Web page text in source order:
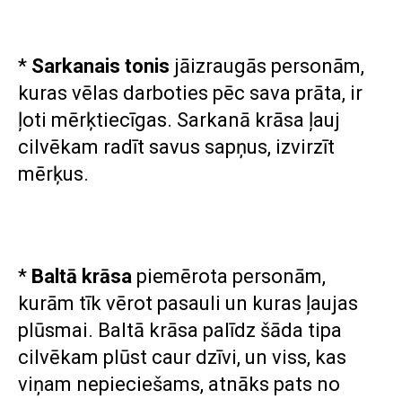
* Sarkanais tonis jāizraugās personām,
kuras vēlas darboties pēc sava prāta, ir
ļoti mērķtiecīgas. Sarkanā krāsa ļauj
cilvēkam radīt savus sapņus, izvirzīt
mērķus.
* Baltā krāsa piemērota personām,
kurām tīk vērot pasauli un kuras ļaujas
plūsmai. Baltā krāsa palīdz šāda tipa
cilvēkam plūst caur dzīvi, un viss, kas
viņam nepieciešams, atnāks pats no